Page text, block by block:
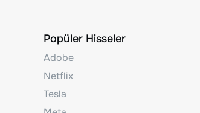
Popüler Hisseler
Adobe
Netflix
Tesla